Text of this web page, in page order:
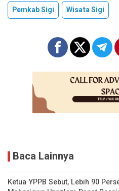
Pemkab Sigi Wisata Sigi
Baca Lainnya
Ketua YPPB Sebut, Lebih 90